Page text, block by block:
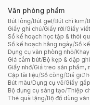
Văn phòng phẩm
Bút lông/Bút gel/Bút chì kim/
Giấy ghi chú/Giấy rời/Giấy
Sổ kế hoạch học tập & thói
Sổ kế hoạch hằng ngày/Sổ
Dụng cụ văn phòng nhỏ/
Giá cắm bút/Bộ kẹp & dập
Giấy nhớ/Giá treo sản phẩm,
Cặp tài liệu/Sổ còng/Giá giữ
Bút màu/Dụng cụ vẽ/Giấy
Bộ dụng cụ sáng tạo/Thiệp
Thẻ quà tặng/Bộ đồ dùng